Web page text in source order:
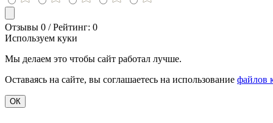
Отзывы 0 / Рейтинг: 0
Используем куки
Мы делаем это чтобы сайт работал лучше.
Оставаясь на сайте, вы соглашаетесь на использование файлов
ОК